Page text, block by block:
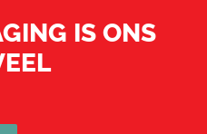
IS ONS